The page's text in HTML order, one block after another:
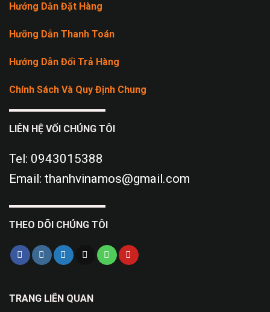
Hướng Dẫn Đặt Hàng
Hưỡng Dẫn Thanh Toán
Hướng Dẫn Đổi Trả Hàng
Chính Sách Và Quy Định Chung
LIÊN HỆ VỐI CHÚNG TÔI
Tel: 0943015388
Email: thanhvinamos@gmail.com
THEO DÕI CHÚNG TÔI
TRANG LIÊN QUAN